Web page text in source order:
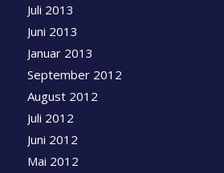
Juli 2013
Juni 2013
Januar 2013
September 2012
August 2012
Juli 2012
Juni 2012
Mai 2012